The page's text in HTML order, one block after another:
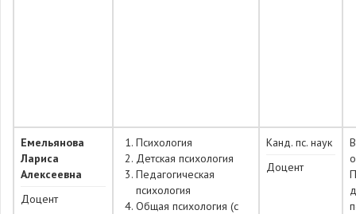
Емельянова
Лариса
Алексеевна
Доцент
Психология
Детская психология
Педагогическая
психология
Общая психология (с
Канд. пс. наук
Доцент